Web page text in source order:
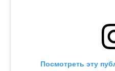
Посмотреть эту